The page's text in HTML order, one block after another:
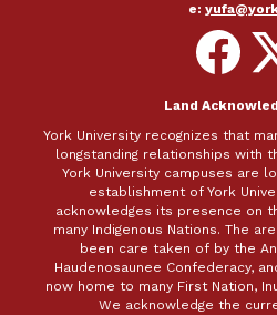
e:
Follow
on
Facebook
on
X
Land
York University recognizes that
longstanding relationships with
York University campuses are
establishment of York
acknowledges its presence on
many Indigenous Nations. The
been care taken of by the
Haudenosaunee Confederacy,
now home to many First Nation,
We acknowledge the